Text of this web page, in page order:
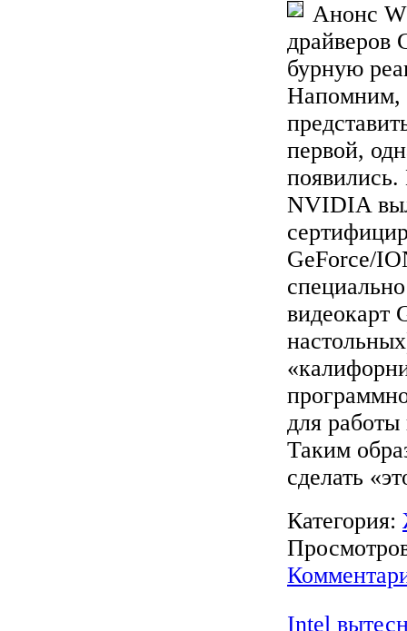
Анонс
драйверов
бурную
Напомним,
первой,
появились.
NVIDIA
GeForce/
видеокарт
для
Таким
сделать
Категория:
Intel